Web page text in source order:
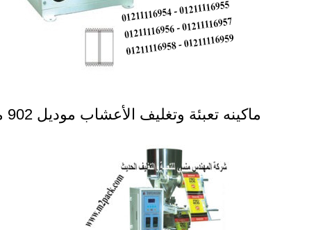
ماكينه تعبئة وتغليف الأعشاب موديل 902 ماركة المهندس منسى